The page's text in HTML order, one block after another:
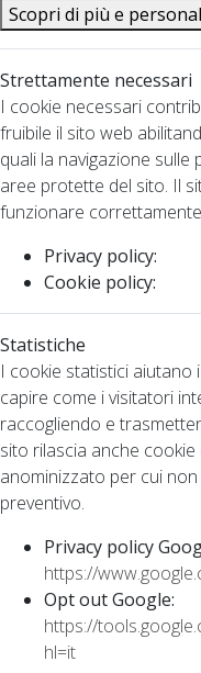
Scopri di più e
Strettamente necessari
I cookie necessari
fruibile il sito web
quali la navigazione sulle
aree protette del sito. Il
funzionare
Privacy policy:
Cookie policy:
Statistiche
I cookie statistici
capire come i visitatori
raccogliendo e
sito rilascia anche
anominizzato per cui
preventivo.
Privacy policy
https://
Opt out Google:
https://
hl=it